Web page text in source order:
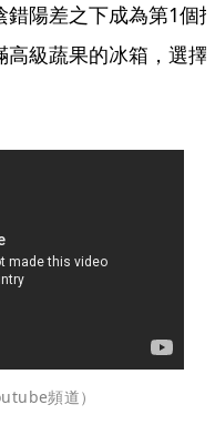
陽差之下成為第1個
級蔬果的冰箱，選擇
頻道）